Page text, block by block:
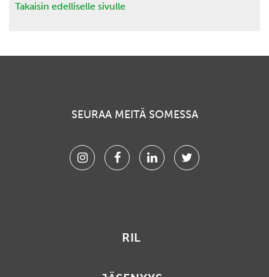
Takaisin edelliselle sivulle
SEURAA MEITÄ SOMESSA
InstagramFacebookLinkedinTwitter
RIL